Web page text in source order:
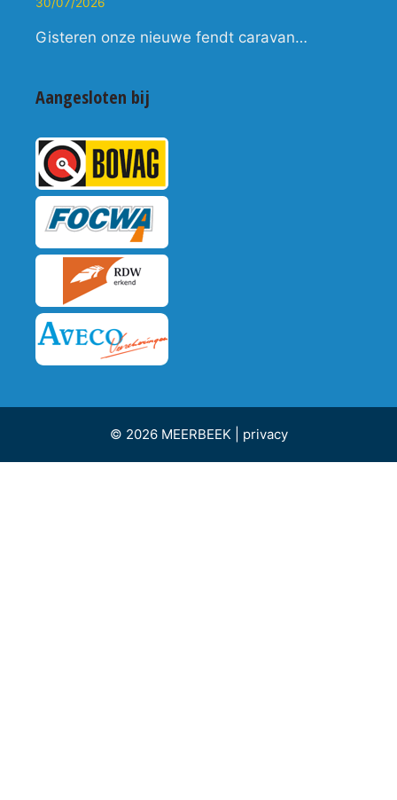
Gisteren onze nieuwe fendt caravan…
Aangesloten bij
© 2026 MEERBEEK | privacy